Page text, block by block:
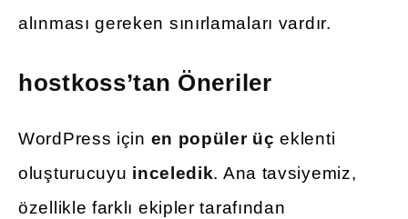
alınması gereken sınırlamaları vardır.
hostkoss’tan Öneriler
WordPress için en popüler üç eklenti
oluşturucuyu inceledik. Ana tavsiyemiz,
özellikle farklı ekipler tarafından